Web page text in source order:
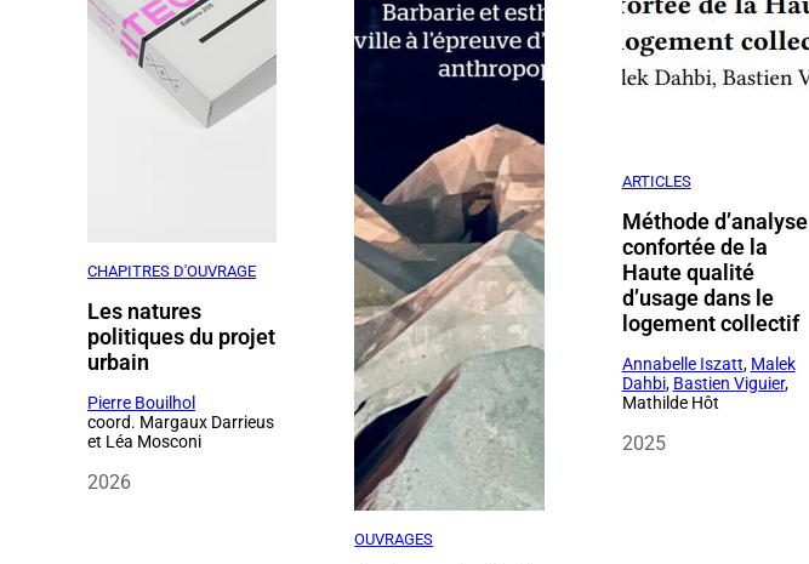
CHAPITRES D'OUVRAGE
Les natures
politiques du projet
urbain
Pierre Bouilhol
coord. Margaux Darrieus
et Léa Mosconi
2026
OUVRAGES
ARTICLES
Méthode d’analyse
confortée de la
Haute qualité
d’usage dans le
logement collectif
Annabelle Iszatt, Malek
Dahbi, Bastien Viguier,
Mathilde Hôt
2025